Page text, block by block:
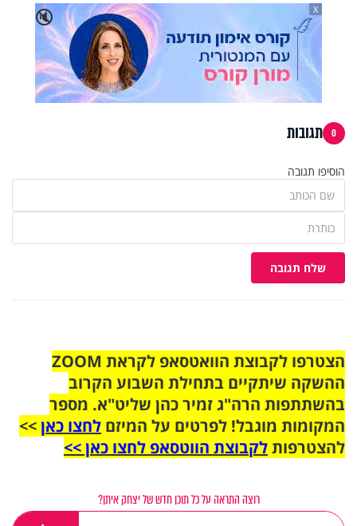
🔇
X
0 תגובות
הוסיפו תגובה
שלח תגובה
הצטרפו לקבוצת הוואטסאפ לקראת ZOOM
ההשקה שיתקיים בתחילת השבוע הקרוב
בהשתתפות הרה"ג זמיר כהן שליט"א. מספר
המקומות מוגבל! לפרטים על המיזם לחצו כאן>>
להצטרפותלקבוצת הווטסאפ לחצו כאן >>
רוצה התראה על כל תוכן חדש של יצחק איתן?